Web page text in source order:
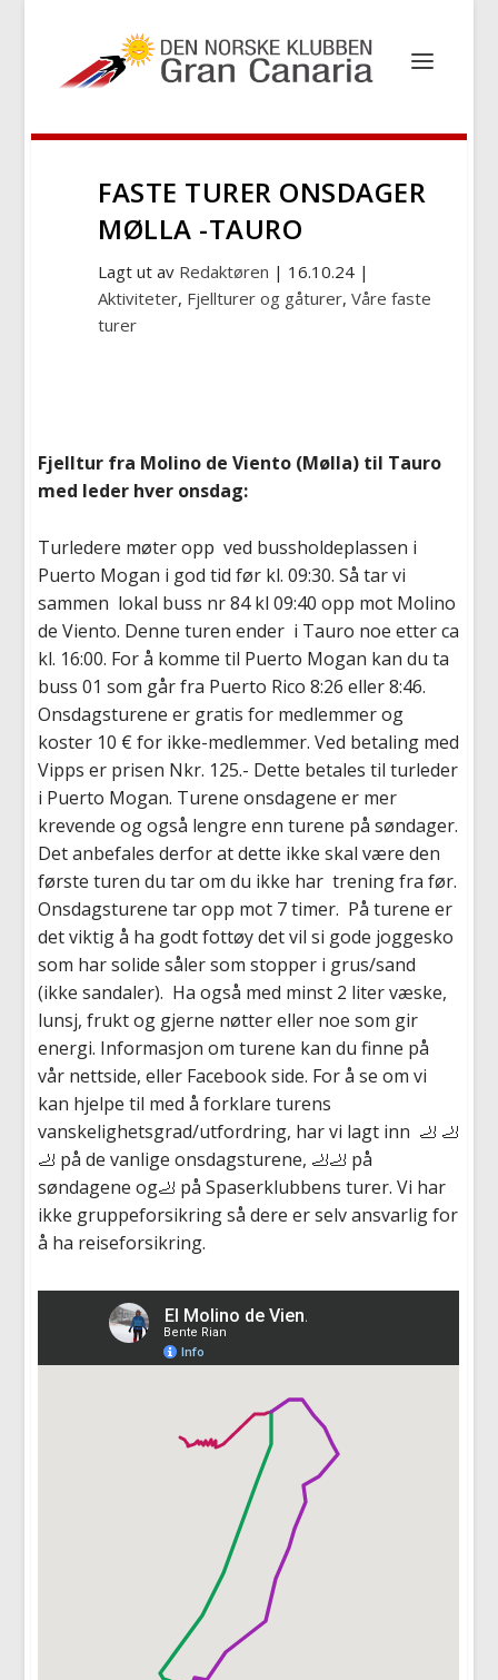
FASTE TURER ONSDAGER
MØLLA -TAURO
Lagt ut av Redaktøren | 16.10.24 |
Aktiviteter, Fjellturer og gåturer,Våre faste
turer
Fjelltur fra Molino de Viento (Mølla) til Tauro
med leder hver onsdag:
Turledere møter opp ved bussholdeplassen i
Puerto Mogan i god tid før kl. 09:30. Så tar vi
sammen lokal buss nr 84 kl 09:40 opp mot Molino
de Viento. Denne turen ender i Tauro noe etter ca
kl. 16:00. For å komme til Puerto Mogan kan du ta
buss 01 som går fra Puerto Rico 8:26 eller 8:46.
Onsdagsturene er gratis for medlemmer og
koster 10 € for ikke-medlemmer. Ved betaling med
Vipps er prisen Nkr. 125.- Dette betales til turleder
i Puerto Mogan. Turene onsdagene er mer
krevende og også lengre enn turene på søndager.
Det anbefales derfor at dette ikke skal være den
første turen du tar om du ikke har trening fra før.
Onsdagsturene tar opp mot 7 timer. På turene er
det viktig å ha godt fottøy det vil si gode joggesko
som har solide såler som stopper i grus/sand
(ikke sandaler). Ha også med minst 2 liter væske,
lunsj, frukt og gjerne nøtter eller noe som gir
energi. Informasjon om turene kan du finne på
vår nettside, eller Facebook side. For å se om vi
kan hjelpe til med å forklare turens
vanskelighetsgrad/utfordring, har vi lagt inn 🦶 🦶
🦶 på de vanlige onsdagsturene, 🦶🦶 på
søndagene og🦶 på Spaserklubbens turer. Vi har
ikke gruppeforsikring så dere er selv ansvarlig for
å ha reiseforsikring.